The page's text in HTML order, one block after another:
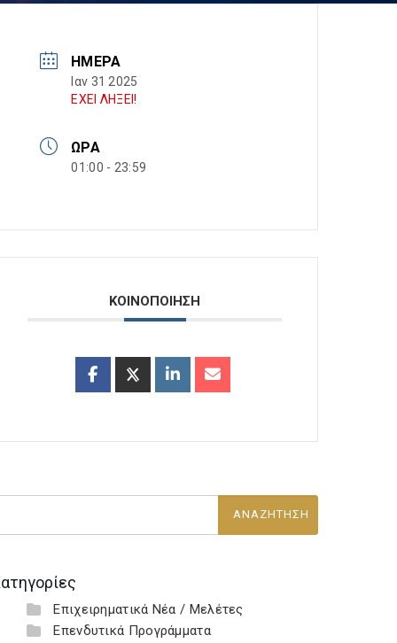
ΗΜΈΡΑ
Ιαν 31 2025
ΕΧΕΙ ΛΗΞΕΙ!
ΏΡΑ
01:00 - 23:59
ΚΟΙΝΟΠΟΙΗΣΗ
Επιχειρηματικά Νέα / Μελέτες
Επενδυτικά Προγράμματα